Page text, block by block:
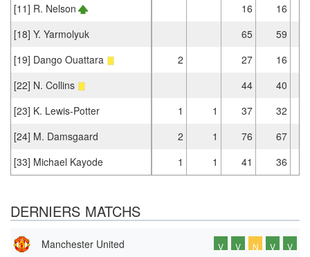
[11] R. Nelson
16
16
[18] Y. Yarmolyuk
65
59
[19] Dango Ouattara
2 27
16
[22] N. Collins
44
40
[23] K. Lewis-Potter
1 1 37
32
[24] M. Damsgaard
2 1 76
67
[33] Michael Kayode
1 1 41 36
DERNIERS MATCHS
Manchester United V V N V V